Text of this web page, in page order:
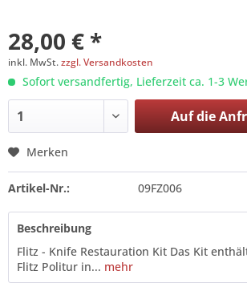
28,00 € *
inkl. MwSt.zzgl. Versandkosten
Sofort versandfertig, Lieferzeit ca. 1-3
Auf die
Merken
Artikel-Nr.: 09FZ006
Beschreibung
Flitz - Knife Restauration Kit Das Kit
Flitz Politur in... mehr